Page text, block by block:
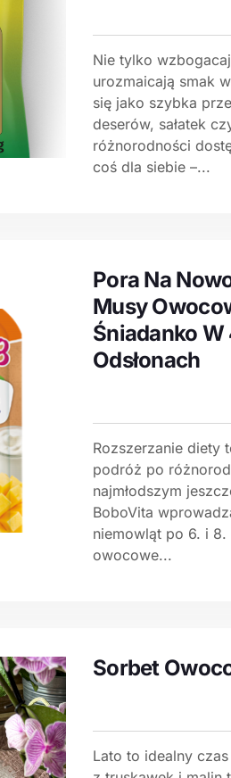
Nie tylko
urozmaicają smak
się jako szybka
deserów, sałatek
różnorodności
coś dla siebie –...
Pora Na
Musy
Śniadanko
Odsłonach
Rozszerzanie diety
podróż po
najmłodszym
BoboVita
niemowląt po 6. i
owocowe...
Sorbet
Lato to idealny